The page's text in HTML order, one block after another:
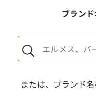
1点からでも査定でき
ブラン
または、ブランド